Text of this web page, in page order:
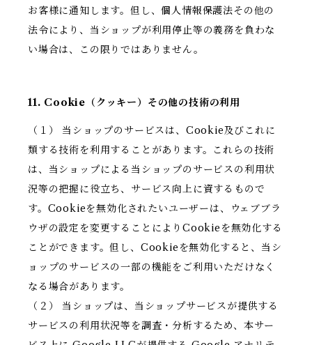
お客様に通知します。但し、個人情報保護法その他の
法令により、当ショップが利用停止等の義務を負わな
い場合は、この限りではありません。
11. Cookie（クッキー）その他の技術の利用
（１） 当ショップのサービスは、Cookie及びこれに
類する技術を利用することがあります。これらの技術
は、当ショップによる当ショップのサービスの利用状
況等の把握に役立ち、サービス向上に資するもので
す。Cookieを無効化されたいユーザーは、ウェブブラ
ウザの設定を変更することによりCookieを無効化する
ことができます。但し、Cookieを無効化すると、当シ
ョップのサービスの一部の機能をご利用いただけなく
なる場合があります。
（２） 当ショップは、当ショップサービスが提供する
サービスの利用状況等を調査・分析するため、本サー